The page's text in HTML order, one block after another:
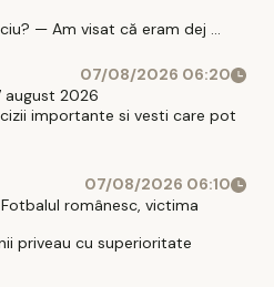
— Am visat că eram dej ...
07/08/2026 06:20
august 2026
importante si vesti care pot
07/08/2026 06:10
românesc, victima
priveau cu superioritate